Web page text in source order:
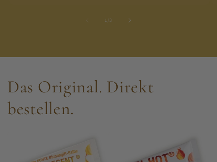
1/von
3
Das Original. Direkt
bestellen.